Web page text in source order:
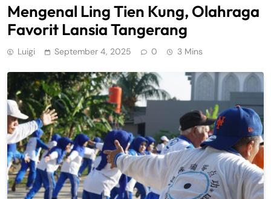
Mengenal Ling Tien Kung, Olahraga
Favorit Lansia Tangerang
Luigi September 4, 2025 0 3 Mins